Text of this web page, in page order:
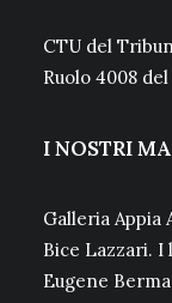
CTU del
Ruolo 4008 del
I NOSTRI
Galleria Appia
Bice Lazzari. I
Eugene